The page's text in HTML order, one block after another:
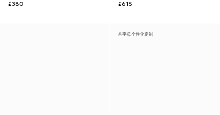
£380
£615
首字母个性化定制